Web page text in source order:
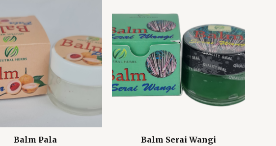
Balm Pala Balm Serai Wangi